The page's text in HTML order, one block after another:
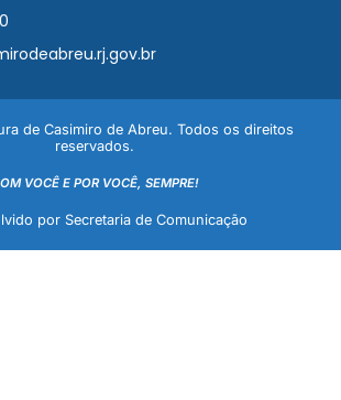
de Casimiro de Abreu. Todos os direitos
reservados.
VOCÊ E POR VOCÊ, SEMPRE!
por Secretaria de Comunicação